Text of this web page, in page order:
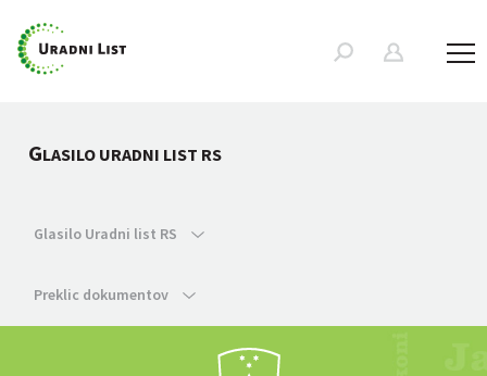
GLASILO URADNI LIST RS
Glasilo Uradni list RS
Preklic dokumentov